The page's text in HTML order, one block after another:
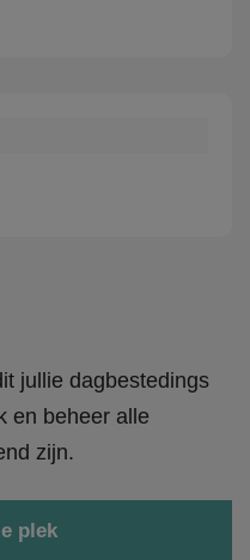
jullie dagbestedings
en beheer alle
zijn.
plek